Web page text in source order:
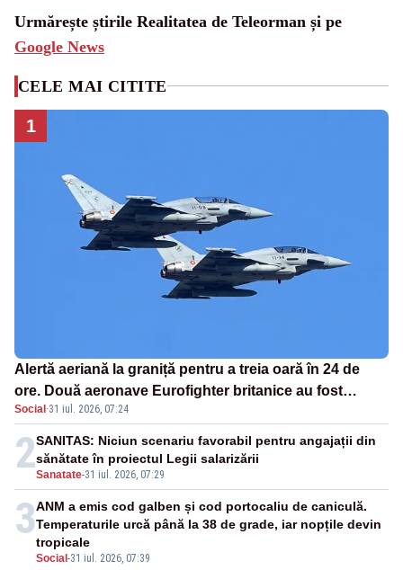
Urmărește știrile Realitatea de Teleorman și pe
Google News
CELE MAI CITITE
1
Alertă aeriană la graniță pentru a treia oară în 24 de
ore. Două aeronave Eurofighter britanice au fost
ridicate de la sol
Social ·31 iul. 2026, 07:24
2Sanatate-31 iul. 2026, 07:29
SANITAS: Niciun scenariu favorabil pentru angajații din
sănătate în proiectul Legii salarizării
3
Social -31 iul. 2026, 07:39
ANM a emis cod galben și cod portocaliu de caniculă.
Temperaturile urcă până la 38 de grade, iar nopțile devin
tropicale